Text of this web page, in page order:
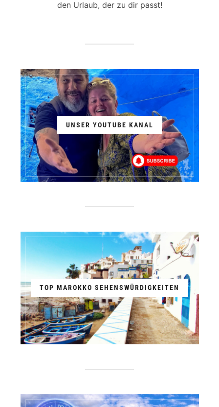
den Urlaub, der zu dir passt!
UNSER YOUTUBE KANAL
TOP MAROKKO SEHENSWÜRDIGKEITEN